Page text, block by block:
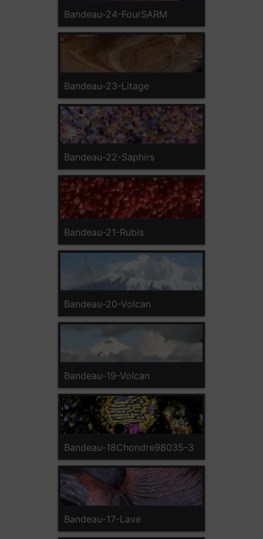
Bandeau-24-FourSARM
Bandeau-23-Litage
Bandeau-22-Saphirs
Bandeau-21-Rubis
Bandeau-20-Volcan
Bandeau-19-Volcan
Bandeau-18Chondre98035-3
Bandeau-17-Lave